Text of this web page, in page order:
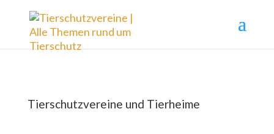
Tierschutzvereine und Tierheime